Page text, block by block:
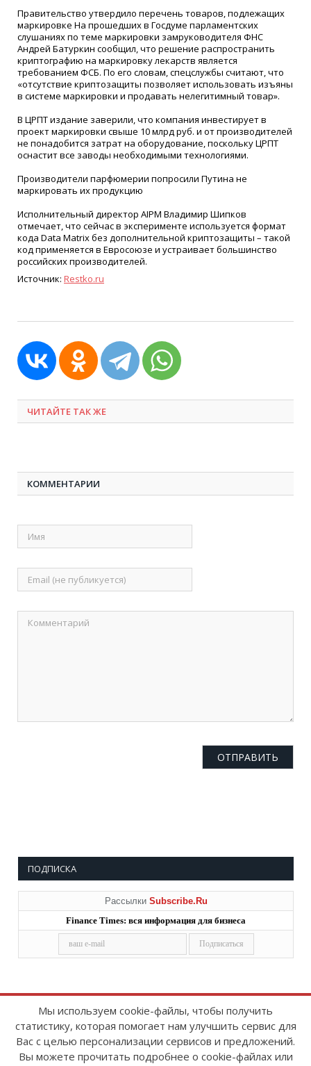
Правительство утвердило перечень товаров, подлежащих
маркировке На прошедших в Госдуме парламентских
слушаниях по теме маркировки замруководителя ФНС
Андрей Батуркин сообщил, что решение распространить
криптографию на маркировку лекарств является
требованием ФСБ. По его словам, спецслужбы считают, что
«отсутствие криптозащиты позволяет использовать изъяны
в системе маркировки и продавать нелегитимный товар».
В ЦРПТ издание заверили, что компания инвестирует в
проект маркировки свыше 10 млрд руб. и от производителей
не понадобится затрат на оборудование, поскольку ЦРПТ
оснастит все заводы необходимыми технологиями.
Производители парфюмерии попросили Путина не
маркировать их продукцию
Исполнительный директор АІРМ Владимир Шипков
отмечает, что сейчас в эксперименте используется формат
кода Data Matrix без дополнительной криптозащиты – такой
код применяется в Евросоюзе и устраивает большинство
российских производителей.
Источник: Restko.ru
ЧИТАЙТЕ ТАК ЖЕ
КОММЕНТАРИИ
ПОДПИСКА
Рассылки Subscribe.Ru
Finance Times: вся информация для бизнеса
Copyright © 2008-2026FinanceTimes
Зарегистрировано в Роскомнадзоре
Свидетельство о регистрации СМИ:
Мы используем cookie-файлы, чтобы получить
статистику, которая помогает нам улучшить сервис для
Вас с целью персонализации сервисов и предложений.
Вы можете прочитать подробнее о cookie-файлах или